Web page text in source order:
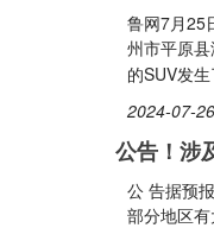
鲁网7月25
州市平原
的SUV发
2024-07-
公告！涉
公 告据预
部分地区